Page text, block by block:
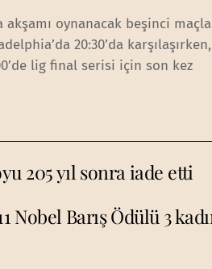
oynanacak beşinci
20:30’da karşılaşırken,
lig final serisi için son kez
205 yıl sonra iade etti
Nobel Barış Ödülü 3